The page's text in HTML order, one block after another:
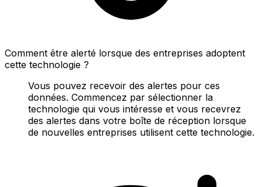
Comment être alerté lorsque des entreprises adoptent
cette technologie ?
Vous pouvez recevoir des alertes pour ces
données. Commencez par sélectionner la
technologie qui vous intéresse et vous recevrez
des alertes dans votre boîte de réception lorsque
de nouvelles entreprises utilisent cette technologie.